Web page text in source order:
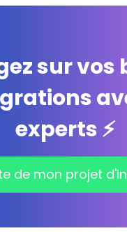
sur vos
experts ⚡️
de mon projet